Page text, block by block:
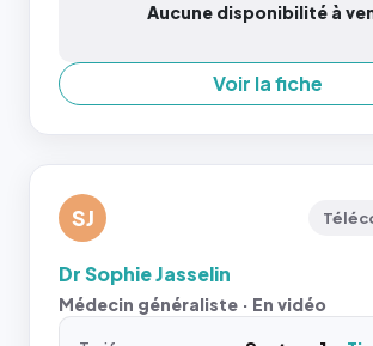
Aucune disponibilité à
Voir la fiche
SJ
Dr Sophie Jasselin
Médecin généraliste · En vidéo